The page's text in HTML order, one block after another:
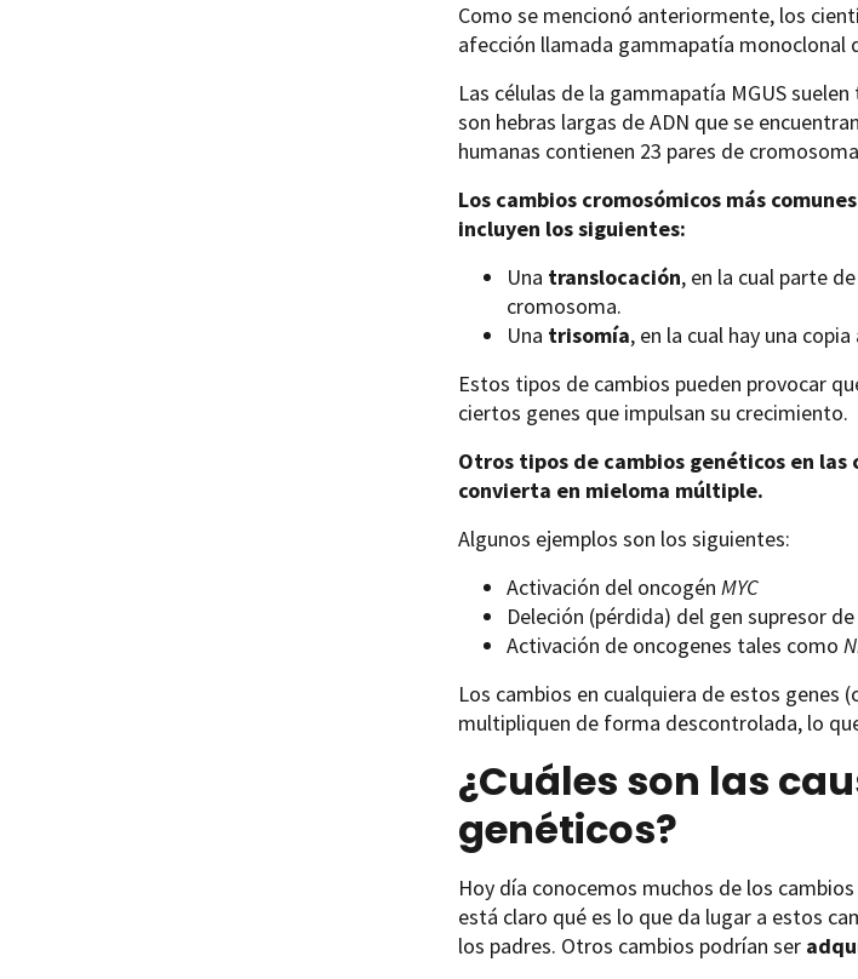
Como se mencionó anteriormente, los
afección llamada gammapatía monoclonal
Las células de la gammapatía MGUS
son hebras largas de ADN que se
humanas contienen 23 pares de
Los cambios cromosómicos más
incluyen los siguientes:
Una translocación, en la cual parte
cromosoma.
Una trisomía, en la cual hay una
Estos tipos de cambios pueden provocar
ciertos genes que impulsan su crecimiento.
Otros tipos de cambios genéticos en las
convierta en mieloma múltiple.
Algunos ejemplos son los siguientes:
Activación del oncogén MYC
Deleción (pérdida) del gen supresor
Activación de oncogenes tales como
Los cambios en cualquiera de estos genes
multipliquen de forma descontrolada, lo
¿Cuáles son las
genéticos?
Hoy día conocemos muchos de los
está claro qué es lo que da lugar a estos
los padres. Otros cambios podrían ser